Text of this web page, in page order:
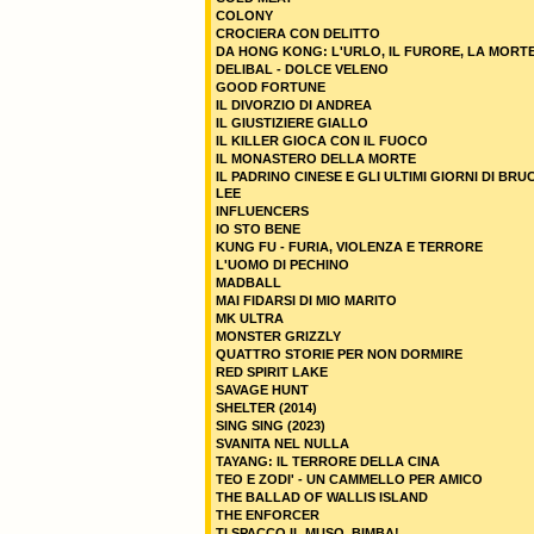
COLONY
CROCIERA CON DELITTO
DA HONG KONG: L'URLO, IL FURORE, LA
DELIBAL - DOLCE VELENO
GOOD FORTUNE
IL DIVORZIO DI ANDREA
IL GIUSTIZIERE GIALLO
IL KILLER GIOCA CON IL FUOCO
IL MONASTERO DELLA MORTE
IL PADRINO CINESE E GLI ULTIMI GIORNI DI
LEE
INFLUENCERS
IO STO BENE
KUNG FU - FURIA, VIOLENZA E TERRORE
L'UOMO DI PECHINO
MADBALL
MAI FIDARSI DI MIO MARITO
MK ULTRA
MONSTER GRIZZLY
QUATTRO STORIE PER NON DORMIRE
RED SPIRIT LAKE
SAVAGE HUNT
SHELTER (2014)
SING SING (2023)
SVANITA NEL NULLA
TAYANG: IL TERRORE DELLA CINA
TEO E ZODI' - UN CAMMELLO PER AMICO
THE BALLAD OF WALLIS ISLAND
THE ENFORCER